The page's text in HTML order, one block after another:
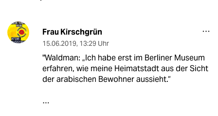
Frau Kirschgrün
15.06.2019, 13:29 Uhr
"Waldman: „Ich habe erst im Berliner Museum
erfahren, wie meine Heimatstadt aus der Sicht
der arabischen Bewohner aussieht.“
…